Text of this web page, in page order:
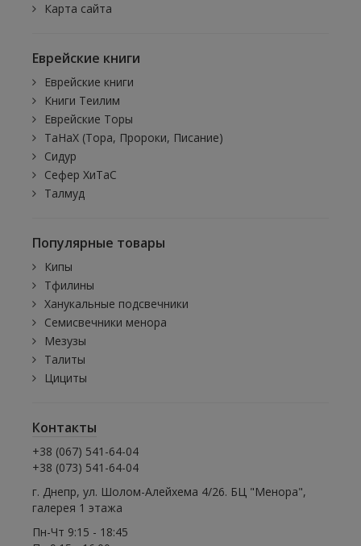
Карта сайта
Еврейские книги
Еврейские книги
Книги Теилим
Еврейские Торы
ТаНаХ (Тора, Пророки, Писание)
Сидур
Сефер ХиТаС
Талмуд
Популярные товары
Кипы
Тфилины
Ханукальные подсвечники
Семисвечники менора
Мезузы
Талиты
Цициты
Контакты
+38 (067) 541-64-04
+38 (073) 541-64-04
г. Днепр, ул. Шолом-Алейхема 4/26. БЦ "Менора",
галерея 1 этажа
Пн-Чт 9:15 - 18:45